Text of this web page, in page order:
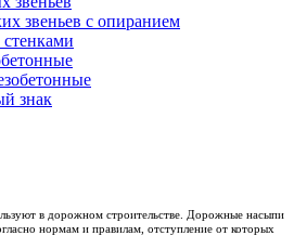
звеньев с опиранием
знак